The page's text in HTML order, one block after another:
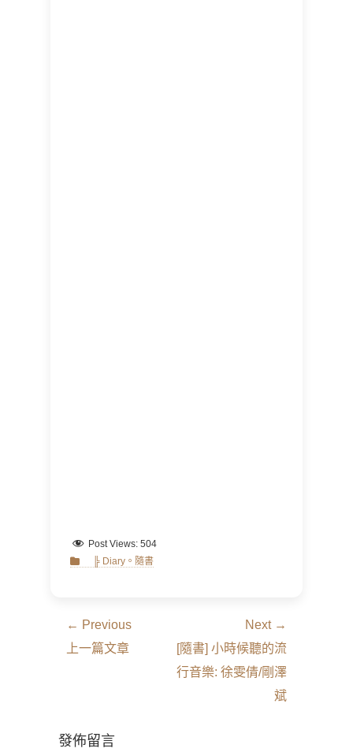
Post Views: 504
Categories
╠ Diary。隨書
文
章
← Previous
Previous
上一篇文章
Next →
Next
post:
[隨書] 小時候聽的流
行音樂: 徐雯倩/剛澤
斌
發佈留言